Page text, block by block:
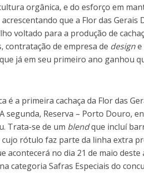
orgânica, e do esforço em
que a Flor das Gerais
voltado para a produção de
contratação de empresa de designe
já em seu primeiro ano ganhou
é a primeira cachaça da Flor das
segunda, Reserva – Porto Douro,
Trata-se de um blendque incluí
rótulo faz parte da linha extra
acontecerá no dia 21 de maio
categoria Safras Especiais do